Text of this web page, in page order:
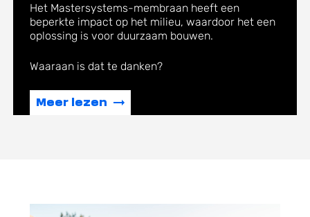
Het Mastersystems-membraan heeft een
beperkte impact op het milieu, waardoor het een
oplossing is voor duurzaam bouwen.
Waaraan is dat te danken?
Meer lezen